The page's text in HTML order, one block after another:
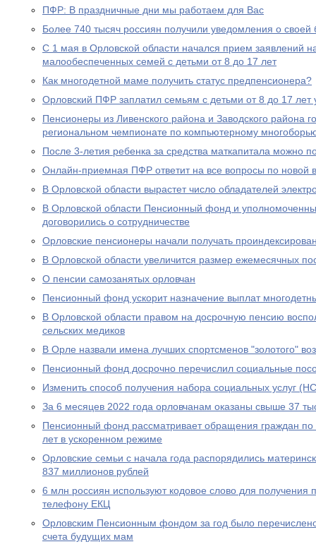
ПФР: В праздничные дни мы работаем для Вас
Более 740 тысяч россиян получили уведомления о
С 1 мая в Орловской области начался прием заявлений
малообеспеченных семей с детьми от 8 до 17 лет
Как многодетной маме получить статус предпенсионера?
Орловский ПФР заплатил семьям с детьми от 8 до 17
Пенсионеры из Ливенского района и Заводского района
региональном чемпионате по компьютерному
После 3-летия ребенка за средства маткапитала можно
Онлайн-приемная ПФР ответит на все вопросы по новой
В Орловской области вырастет число обладателей
В Орловской области Пенсионный фонд и
договорились о сотрудничестве
Орловские пенсионеры начали получать
В Орловской области увеличится размер ежемесячных
О пенсии самозанятых орловчан
Пенсионный фонд ускорит назначение выплат
В Орловской области правом на досрочную пенсию
сельских медиков
В Орле назвали имена лучших спортсменов "золотого"
Пенсионный фонд досрочно перечислил социальные
Изменить способ получения набора социальных услуг
За 6 месяцев 2022 года орловчанам оказаны свыше 37
Пенсионный фонд рассматривает обращения граждан по
лет в ускоренном режиме
Орловские семьи с начала года распорядились
837 миллионов рублей
6 млн россиян используют кодовое слово для получения
телефону ЕКЦ
Орловским Пенсионным фондом за год было
счета будущих мам